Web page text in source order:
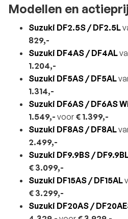
Modellen en
Suzuki DF2.5S / DF2.5L
829,-
Suzuki DF4AS / DF4AL
1.204,-
Suzuki DF5AS / DF5AL
1.314,-
Suzuki DF6AS / DF6AS
1.549,- voor € 1.399,-
Suzuki DF8AS / DF8AL
2.499,-
Suzuki DF9.9BS /
€ 3.099,-
Suzuki DF15AS / DF15AL
€ 3.299,-
Suzuki DF20AS /